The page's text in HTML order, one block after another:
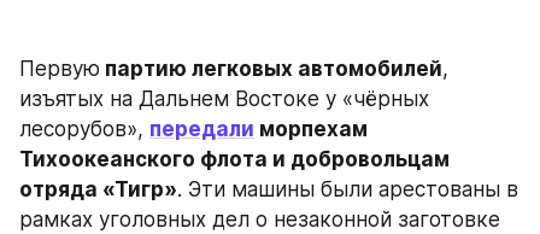
Первую партию легковых автомобилей,
изъятых на Дальнем Востоке у «чёрных
лесорубов», передали морпехам
Тихоокеанского флота и добровольцам
отряда «Тигр». Эти машины были арестованы в
рамках уголовных дел о незаконной заготовке